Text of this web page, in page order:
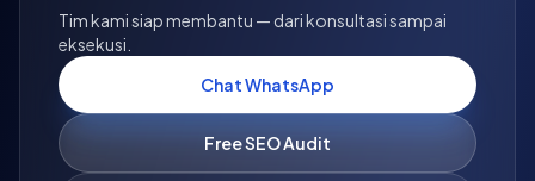
Tim kami siap membantu — dari konsultasi sampai
eksekusi.
Chat WhatsApp
Free SEO Audit